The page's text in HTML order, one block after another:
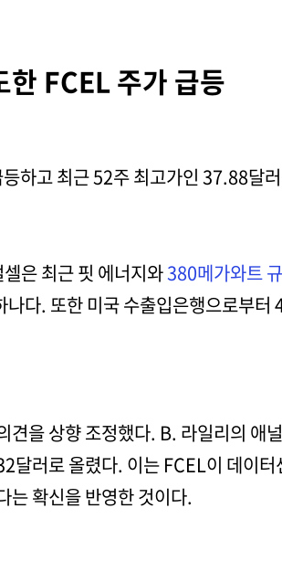
FCEL 주가 급등
하고 최근 52주 최고가인 37.88달
은 최근 핏 에너지와380메가와트
다. 또한 미국 수출입은행으로부
견을 상향 조정했다. B. 라일리의 애
러로 올렸다. 이는 FCEL이 데이
는 확신을 반영한 것이다.